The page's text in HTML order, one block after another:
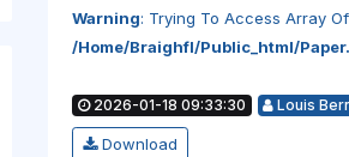
Warning: Trying To Access Array
/home/braighfl/public_html/
2026-01-18 09:33:30 Louis
Download